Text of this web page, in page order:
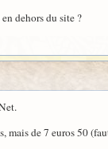
dehors du site ?
mais de 7 euros 50